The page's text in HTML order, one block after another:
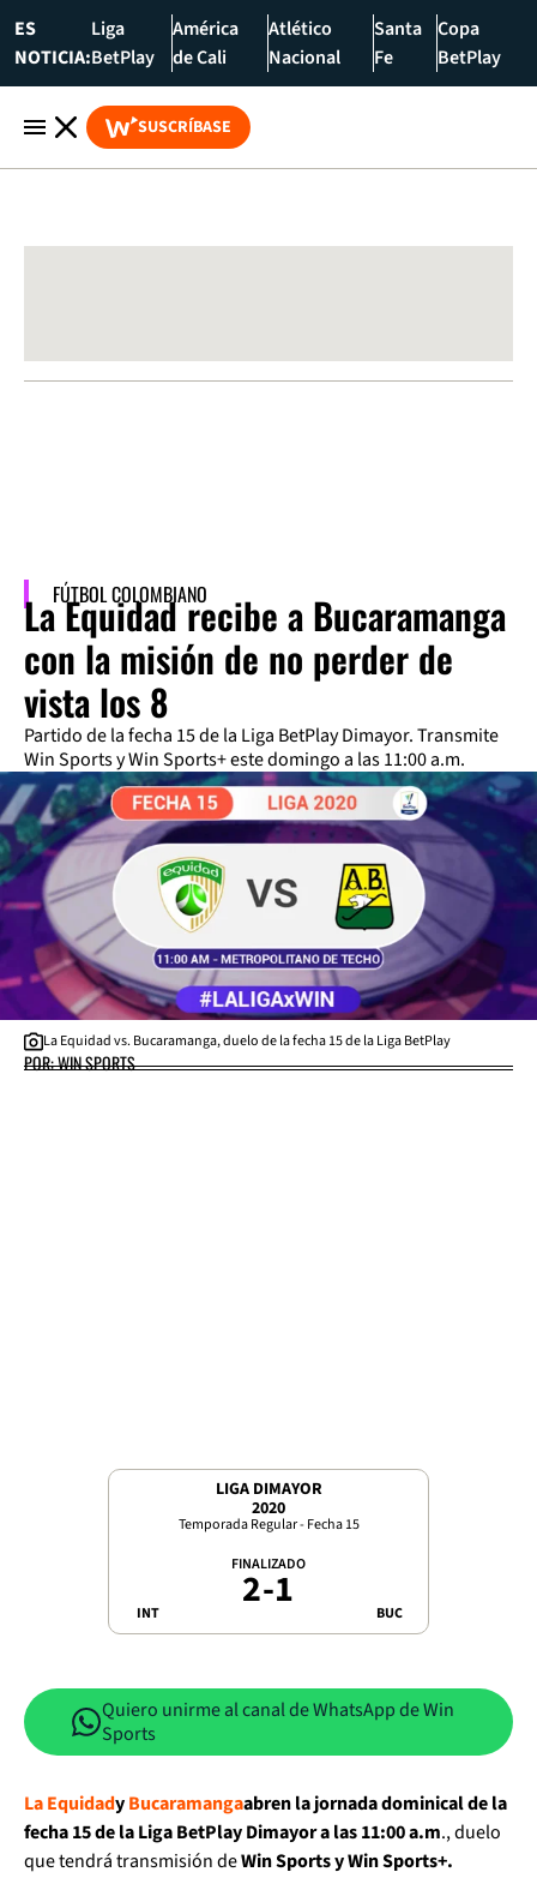
ES
NOTICIA:
Liga
BetPlay
América
de Cali
Atlético
Nacional
Santa
Fe
Copa
BetPlay
SUSCRÍBASE
FÚTBOL COLOMBIANO
La Equidad recibe a Bucaramanga
con la misión de no perder de
vista los 8
Partido de la fecha 15 de la Liga BetPlay Dimayor. Transmite
Win Sports y Win Sports+ este domingo a las 11:00 a.m.
La Equidad vs. Bucaramanga, duelo de la fecha 15 de la Liga BetPlay
POR: WIN SPORTS
LIGA DIMAYOR
2020
Temporada Regular - Fecha 15
INT
FINALIZADO
2-1 BUC
Quiero unirme al canal de WhatsApp de Win
Sports
La EquidadyBucaramangaabren la jornada dominical de la
fecha 15 de la Liga BetPlay Dimayor a las 11:00 a.m., duelo
que tendrá transmisión deWin Sports y Win Sports+.